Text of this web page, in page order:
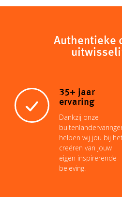
i
t
A
p
p
i
Authentieke
35+ jaar
ervaring
Dankzij onze
helpen wij jou bij
creëren van jouw
eigen inspirerende
beleving.